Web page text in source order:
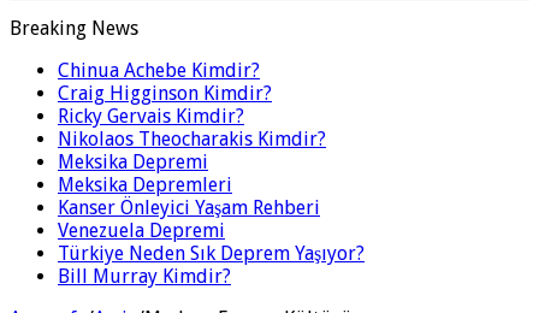
Breaking News
Chinua Achebe Kimdir?
Craig Higginson Kimdir?
Ricky Gervais Kimdir?
Nikolaos Theocharakis Kimdir?
Meksika Depremi
Meksika Depremleri
Kanser Önleyici Yaşam Rehberi
Venezuela Depremi
Türkiye Neden Sık Deprem Yaşıyor?
Bill Murray Kimdir?